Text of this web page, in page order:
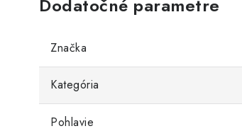
Dodatočné parametre
Značka
Kategória
Pohlavie